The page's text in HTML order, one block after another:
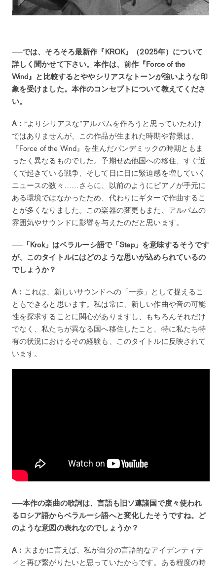
──では、そろそろ最新作『KROK』（2025年）について
詳しく聞かせて下さい。本作は、前作『Force of the
Wind』と比較するとややシリアスなトーンが強いような印
象を受けました。本作のコンセプトについて教えてくださ
い。
A： “よりシリアスな”アルバムを作ろうと思っていたわけ
ではありませんが、この作品が生まれた時期や背景は、
『Force of the Wind』を生んだパンデミックの時期ともま
ったく異なるものでした。予期せぬ他国への移住、すぐ近
くで起きている戦争、そして日に日に緊迫感を増していく
ニュースの数々……さらに、以前のようにピアノが手元に
ある環境ではなかったため、代わりにギターで作曲するこ
とが多くなりました。この楽器の変更もまた、アルバムの
雰囲気やサウンドに影響を与えたのだと思います。
──「Krok」はベラルーシ語で「Step」を意味するそうです
が、このタイトルにはどのような思いが込められているの
でしょうか？
A： これは、新しいサウンドへの「一歩」として捉えるこ
ともできると思います。私は常に、新しい作曲や音の可能
性を探求することに関心がありますし、もちろんそれだけ
でなく、私たちが異なる国へ移住したこと、特に私たち特
有の状況におけるその経験も、このタイトルに反映されて
います。
──本作の楽曲の歌詞は、言語も旧ソ連諸国で度々使われ
るロシア語からベラルーシ語へと変化したそうですね。ど
のような意図の表れなのでしょうか？
A： 大まかに言えば、私が自分の言語的なアイデンティテ
ィと再び繋がりたいと思っていたからです。ある程度の時